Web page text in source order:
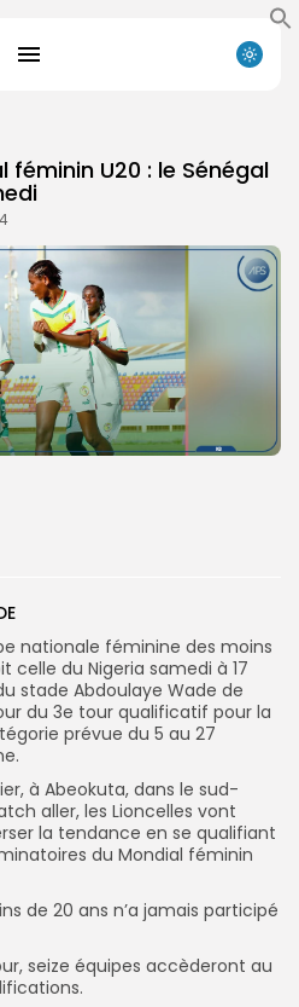
U20 : le Sénégal
nationale féminine des moins
celle du Nigeria samedi à 17
stade Abdoulaye Wade de
du 3e tour qualificatif pour la
prévue du 5 au 27
à Abeokuta, dans le sud-
aller, les Lioncelles vont
la tendance en se qualifiant
du Mondial féminin
de 20 ans n’a jamais participé
seize équipes accèderont au